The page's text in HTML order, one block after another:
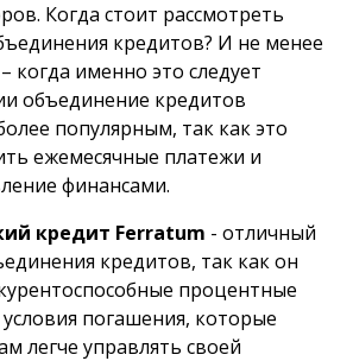
Когда стоит рассмотреть
кредитов? И не менее
когда именно это следует
объединение кредитов
популярным, так как это
ежемесячные платежи и
финансами.
кредит Ferratum - отличный
кредитов, так как он
процентные
погашения, которые
легче управлять своей